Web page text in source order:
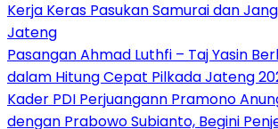
Kerja Keras Pasukan Samurai dan
Jateng
Pasangan Ahmad Luthfi – Taj Yasin
dalam Hitung Cepat Pilkada Jateng
Kader PDI Perjuangann Pramono
dengan Prabowo Subianto, Begini